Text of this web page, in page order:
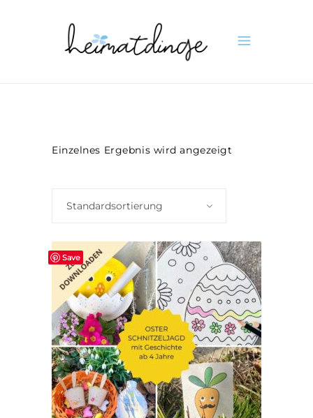
Einzelnes Ergebnis wird angezeigt
Standardsortierung
Save
IN DEN WARENKORB